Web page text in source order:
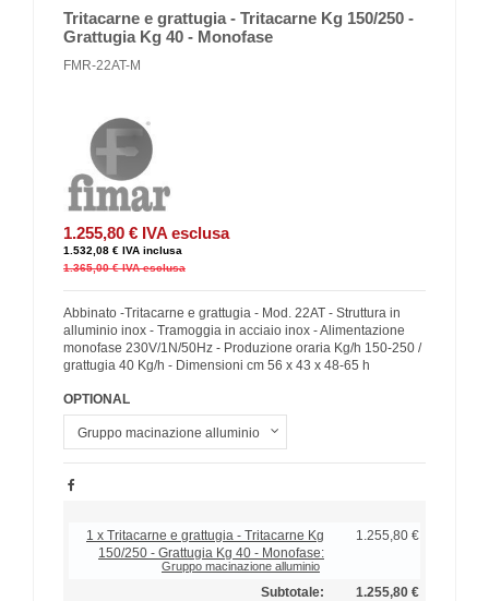
Tritacarne e grattugia - Tritacarne Kg 150/250 -
Grattugia Kg 40 - Monofase
FMR-22AT-M
1.255,80 € IVA esclusa
1.532,08 € IVA inclusa
1.365,00 € IVA esclusa
Abbinato -Tritacarne e grattugia - Mod. 22AT - Struttura in
alluminio inox - Tramoggia in acciaio inox - Alimentazione
monofase 230V/1N/50Hz - Produzione oraria Kg/h 150-250 /
grattugia 40 Kg/h - Dimensioni cm 56 x 43 x 48-65 h
OPTIONAL
1 x Tritacarne e grattugia - Tritacarne Kg
150/250 - Grattugia Kg 40 - Monofase:
Gruppo macinazione alluminio
1.255,80 €
Subtotale: 1.255,80 €